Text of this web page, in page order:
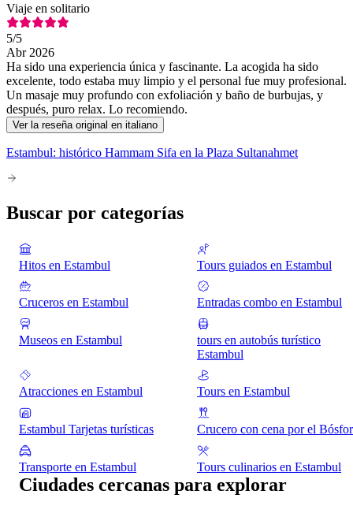
Viaje en solitario
5/5
Abr 2026
Ha sido una experiencia única y fascinante. La acogida ha sido
excelente, todo estaba muy limpio y el personal fue muy profesional.
Un masaje muy profundo con exfoliación y baño de burbujas, y
después, puro relax. Lo recomiendo.
Ver la reseña original en italiano
Estambul: histórico Hammam Sifa en la Plaza Sultanahmet
Buscar por categorías
Hitos en Estambul Tours guiados en Estambul
Cruceros en Estambul Entradas combo en Estambul
Museos en Estambul
tours en autobús turístico
Estambul
Atracciones en Estambul Tours en Estambul
Estambul Tarjetas turísticas Crucero con cena por el
Transporte en Estambul Tours culinarios en Estambul
Ciudades cercanas para explorar